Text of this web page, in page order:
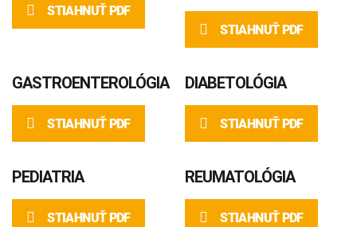
STIAHNUŤ PDF
STIAHNUŤ PDF
GASTROENTEROLÓGIA
STIAHNUŤ PDF
DIABETOLÓGIA
STIAHNUŤ PDF
PEDIATRIA
STIAHNUŤ PDF
REUMATOLÓGIA
STIAHNUŤ PDF